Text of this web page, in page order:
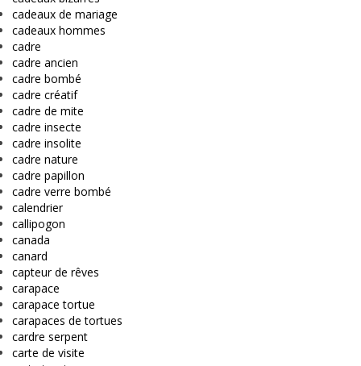
cadeaux de mariage
cadeaux hommes
cadre
cadre ancien
cadre bombé
cadre créatif
cadre de mite
cadre insecte
cadre insolite
cadre nature
cadre papillon
cadre verre bombé
calendrier
callipogon
canada
canard
capteur de rêves
carapace
carapace tortue
carapaces de tortues
cardre serpent
carte de visite